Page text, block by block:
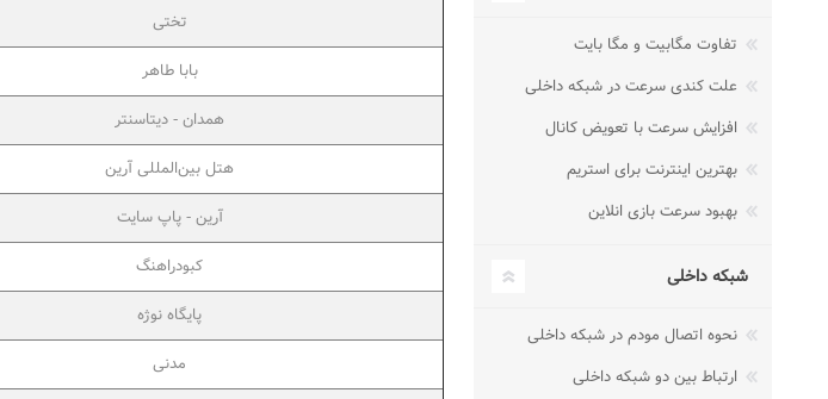
تختی
بابا طاهر
همدان - دیتاسنتر
هتل بین‌المللی آرین
آرین - پاپ سایت
کبودراهنگ
پایگاه نوژه
مدنی
تفاوت مگابیت و مگا بایت
علت کندی سرعت در شبکه داخلی
افزایش سرعت با تعویض کانال
بهترین اینترنت برای استریم
بهبود سرعت بازی انلاین
شبکه داخلی
نحوه اتصال مودم در شبکه داخلی
ارتباط بین دو شبکه داخلی